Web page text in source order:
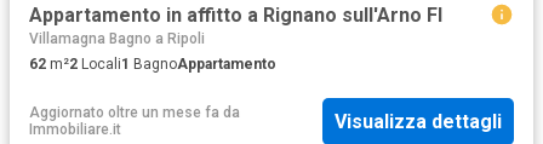
Appartamento in affitto a Rignano sull'Arno FI
Villamagna Bagno a Ripoli
62 m²2 Locali1 BagnoAppartamento
Aggiornato oltre un mese fa da
Immobiliare.it
Visualizza dettagli